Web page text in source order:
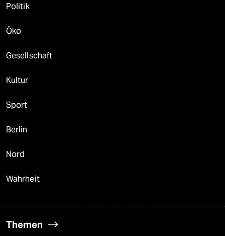
Politik
Öko
Gesellschaft
Kultur
Sport
Berlin
Nord
Wahrheit
Themen